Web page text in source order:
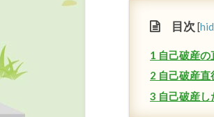
目次 [
1 自己破産
2 自己破産
3 自己破産